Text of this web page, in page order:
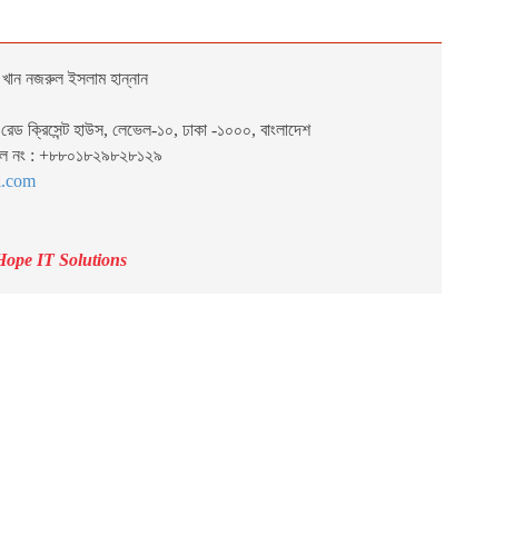
নজরুল ইসলাম হান্নান
ক্রিসেন্ট হাউস, লেভেল-১০, ঢাকা -১০০০, বাংলাদেশ
নং : +৮৮০১৮২৯৮২৮১২৯
IT Solutions